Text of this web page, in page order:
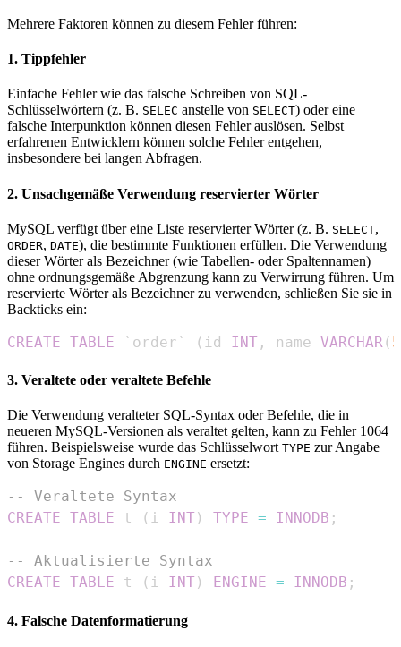
Mehrere Faktoren können zu diesem Fehler führen:
1. Tippfehler
Einfache Fehler wie das falsche Schreiben von SQL-
Schlüsselwörtern (z. B. SELEC anstelle von SELECT) oder eine
falsche Interpunktion können diesen Fehler auslösen. Selbst
erfahrenen Entwicklern können solche Fehler entgehen,
insbesondere bei langen Abfragen.
2. Unsachgemäße Verwendung reservierter Wörter
MySQL verfügt über eine Liste reservierter Wörter (z. B. SELECT,
ORDER, DATE), die bestimmte Funktionen erfüllen. Die Verwendung
dieser Wörter als Bezeichner (wie Tabellen- oder Spaltennamen)
ohne ordnungsgemäße Abgrenzung kann zu Verwirrung führen. Um
reservierte Wörter als Bezeichner zu verwenden, schließen Sie sie in
Backticks ein:
CREATE TABLE ` order ` ( id INT , name VARCHAR(
3. Veraltete oder veraltete Befehle
Die Verwendung veralteter SQL-Syntax oder Befehle, die in
neueren MySQL-Versionen als veraltet gelten, kann zu Fehler 1064
führen. Beispielsweise wurde das Schlüsselwort TYPE zur Angabe
von Storage Engines durch ENGINE ersetzt:
-- Veraltete Syntax
CREATE TABLE t ( i INT) TYPE = INNODB ;
-- Aktualisierte Syntax
CREATE TABLE t ( i INT) ENGINE = INNODB ;
4. Falsche Datenformatierung